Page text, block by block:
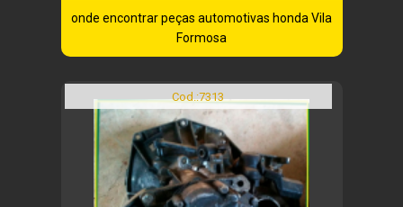
onde encontrar peças automotivas honda Vila
Formosa
Cod.:7313